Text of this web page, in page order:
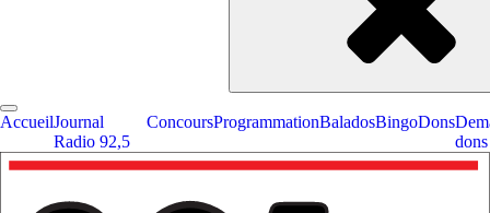
AccueilJournal
Radio 92,5
ConcoursProgrammationBaladosBingoDons
dons